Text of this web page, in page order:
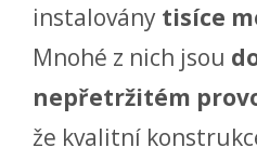
instalovány tisíce
Mnohé z nich jsou
nepřetržitém
že kvalitní